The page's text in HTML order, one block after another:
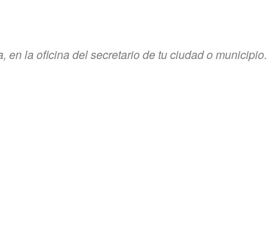
en la oficina del secretario de tu ciudad o municipio.